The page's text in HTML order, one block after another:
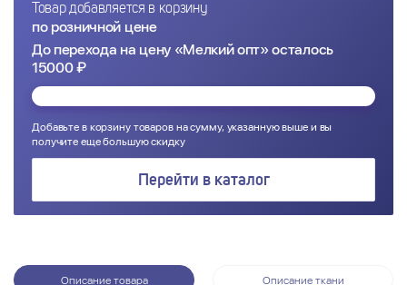
Товар добавляется в корзину
по розничной цене
До перехода на цену «Мелкий опт» осталось
15000 ₽
Добавьте в корзину товаров на сумму, указанную выше и вы
получите еще большую скидку
Перейти в каталог
Описание товара Описание ткани